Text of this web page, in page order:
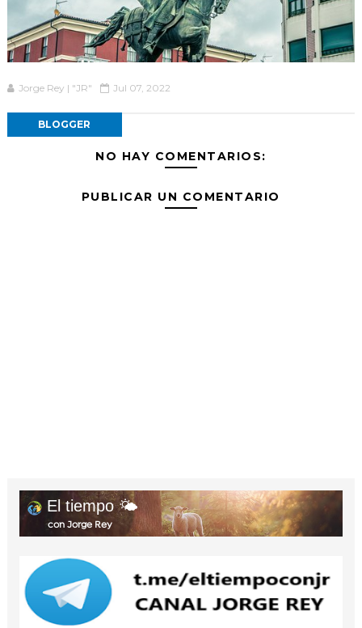
Jorge Rey | "JR" Jul 07, 2022
BLOGGER
NO HAY COMENTARIOS:
PUBLICAR UN COMENTARIO
El tiempo 🌤️
con Jorge Rey